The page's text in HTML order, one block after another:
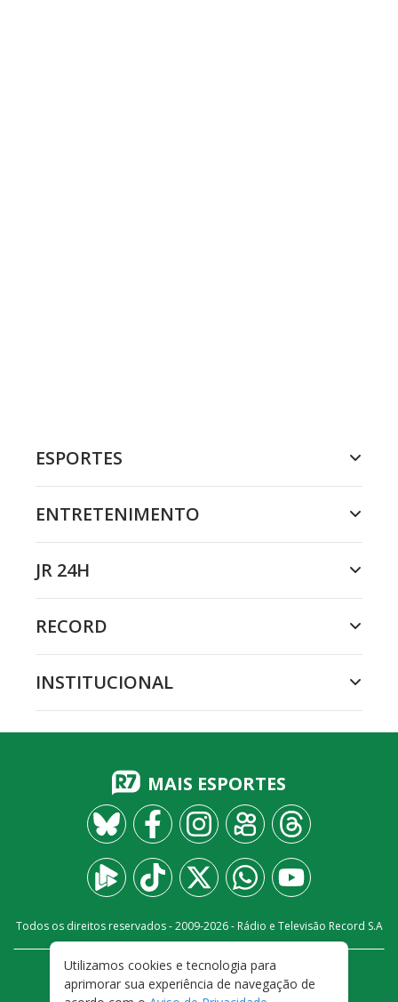
ESPORTES
ENTRETENIMENTO
JR 24H
RECORD
INSTITUCIONAL
MAIS ESPORTES
Todos os direitos reservados - 2009-2026- Rádio e Televisão Record S.A
FALE CONOSCO
PRIVACIDADE
TERMOS E CONDIÇÕES DE USO
Utilizamos cookies e tecnologia para
aprimorar sua experiência de navegação de